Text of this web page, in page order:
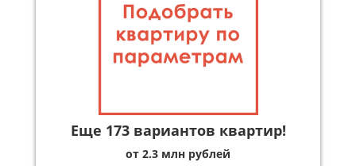
Еще 173 вариантов квартир!
от 2.3 млн рублей